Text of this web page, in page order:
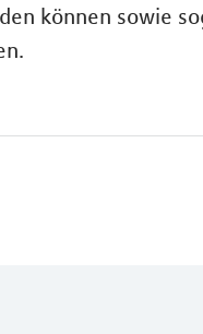
können sowie